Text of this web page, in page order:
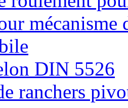
mécanisme
DIN 5526
ranchers